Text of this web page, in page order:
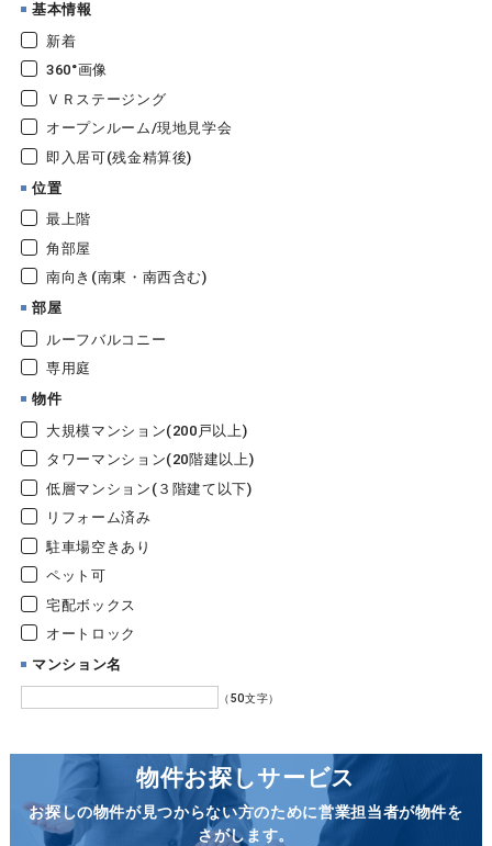
基本情報
新着
360°画像
ＶＲステージング
オープンルーム/現地見学会
即入居可(残金精算後)
位置
最上階
角部屋
南向き(南東・南西含む)
部屋
ルーフバルコニー
専用庭
物件
大規模マンション(200戸以上)
タワーマンション(20階建以上)
低層マンション(３階建て以下)
リフォーム済み
駐車場空きあり
ペット可
宅配ボックス
オートロック
マンション名
（50文字）
物件お探しサービス
お探しの物件が見つからない方のために営業担当者が物件を
さがします。